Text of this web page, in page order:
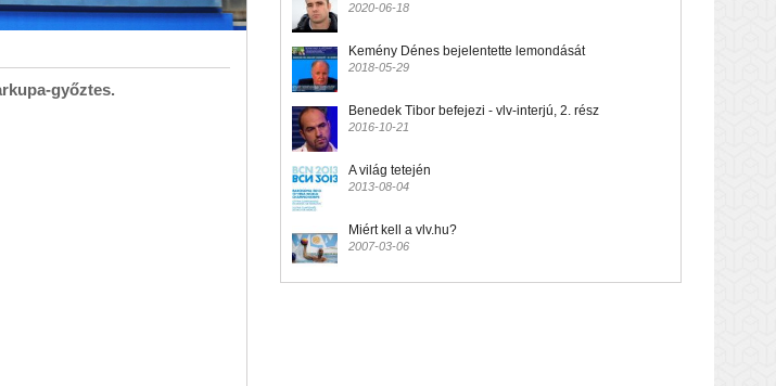
győztes.
2020-06-18
Kemény Dénes bejelentette lemondását
2018-05-29
Benedek Tibor befejezi - vlv-interjú, 2. rész
2016-10-21
A világ tetején
2013-08-04
Miért kell a vlv.hu?
2007-03-06